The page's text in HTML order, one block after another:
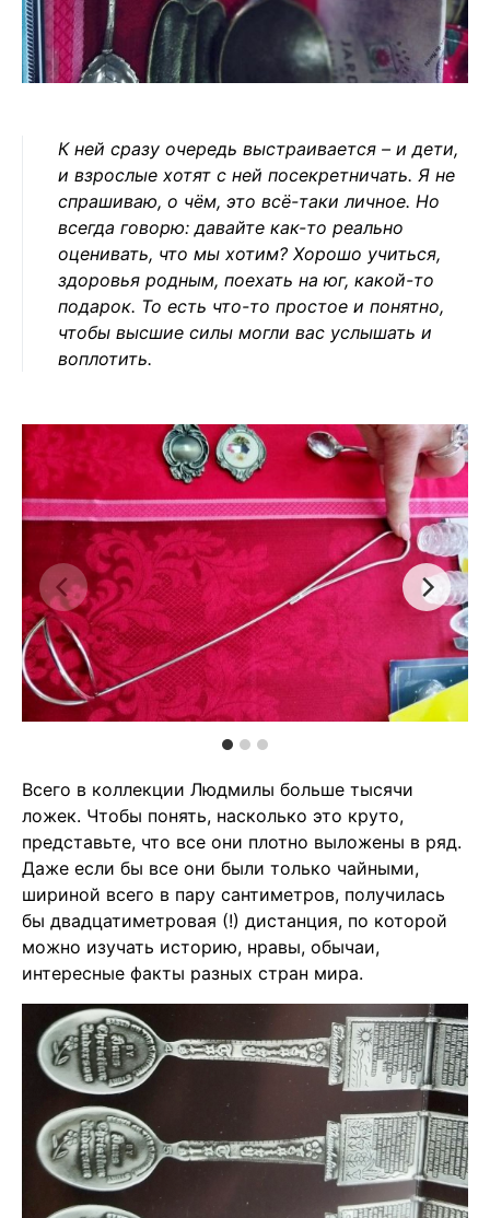
К ней сразу очередь выстраивается – и дети,
и взрослые хотят с ней посекретничать. Я не
спрашиваю, о чём, это всё-таки личное. Но
всегда говорю: давайте как-то реально
оценивать, что мы хотим? Хорошо учиться,
здоровья родным, поехать на юг, какой-то
подарок. То есть что-то простое и понятно,
чтобы высшие силы могли вас услышать и
воплотить.
Всего в коллекции Людмилы больше тысячи
ложек. Чтобы понять, насколько это круто,
представьте, что все они плотно выложены в ряд.
Даже если бы все они были только чайными,
шириной всего в пару сантиметров, получилась
бы двадцатиметровая (!) дистанция, по которой
можно изучать историю, нравы, обычаи,
интересные факты разных стран мира.